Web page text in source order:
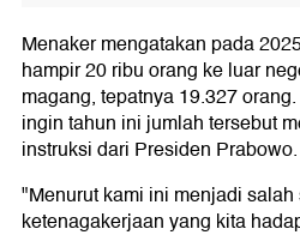
Menaker mengatakan pada
hampir 20 ribu orang ke luar
magang, tepatnya 19.327
ingin tahun ini jumlah tersebut
instruksi dari Presiden Prabowo.
"Menurut kami ini menjadi
ketenagakerjaan yang kita